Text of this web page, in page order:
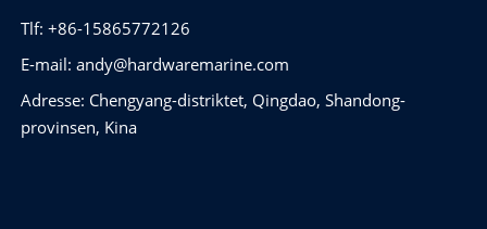
Tlf: +86-15865772126
E-mail: andy@hardwaremarine.com
Adresse: Chengyang-distriktet, Qingdao, Shandong-
provinsen, Kina